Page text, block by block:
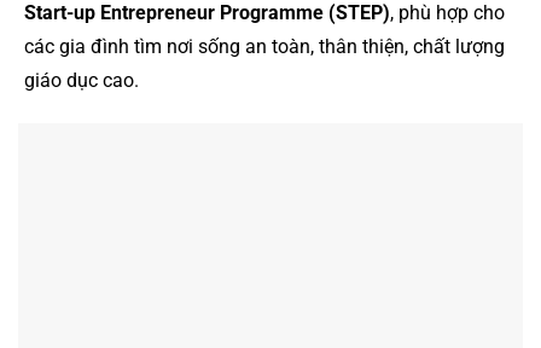
Start-up Entrepreneur Programme (STEP), phù hợp cho
các gia đình tìm nơi sống an toàn, thân thiện, chất lượng
giáo dục cao.